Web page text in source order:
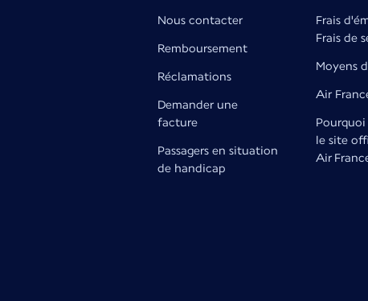
Nous contacter
Remboursement
Réclamations
Demander une
facture
Passagers en situation
de handicap
Frais
Frais de
Moyens
Air
Pourquoi
le site
Air